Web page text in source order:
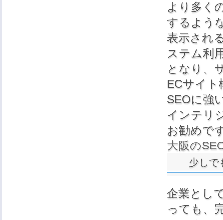
より多く
するよう
表示され
ステム利
となり、
ECサイト
SEOに強
インテリ
お勧めで
大阪の
少しで
企業とし
っても、